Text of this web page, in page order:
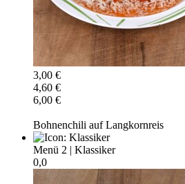
3,00 €
4,60 €
6,00 €
Bohnenchili auf Langkornreis
Menü 2 | Klassiker
0,0